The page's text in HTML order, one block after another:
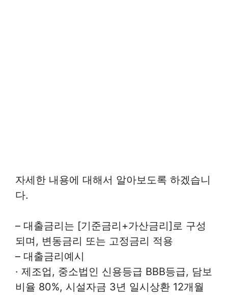
자세한 내용에 대해서 알아보도록 하겠습니
다.
– 대출금리는 [기준금리+가산금리]로 구성
되며, 변동금리 또는 고정금리 적용
– 대출금리예시
· 제조업, 중소법인 신용등급 BBB등급, 담보
비율 80%, 시설자금 3년 일시상환 12개월